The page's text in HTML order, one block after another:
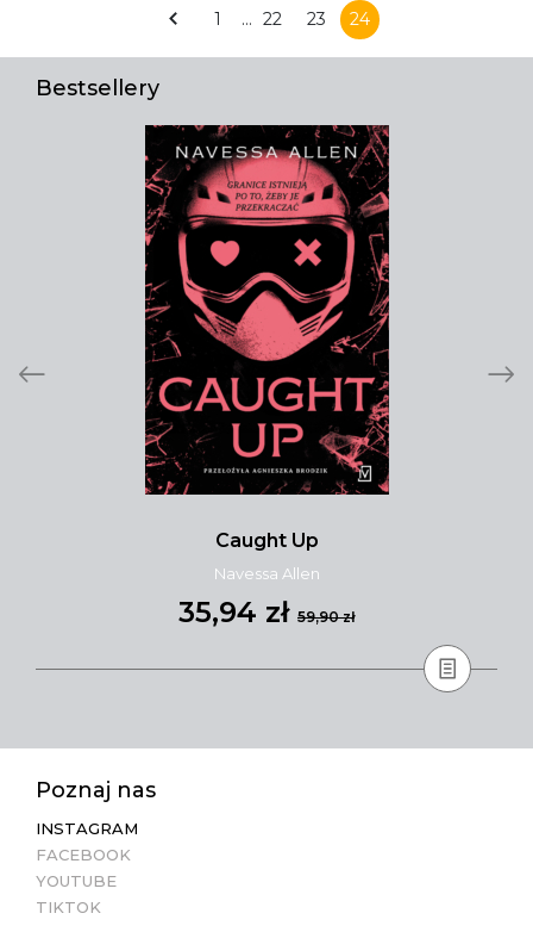
1 … 22 23 24
Bestsellery
Caught Up
Navessa Allen
35,94 zł 59,90 zł
Poznaj nas
INSTAGRAM
FACEBOOK
YOUTUBE
TIKTOK